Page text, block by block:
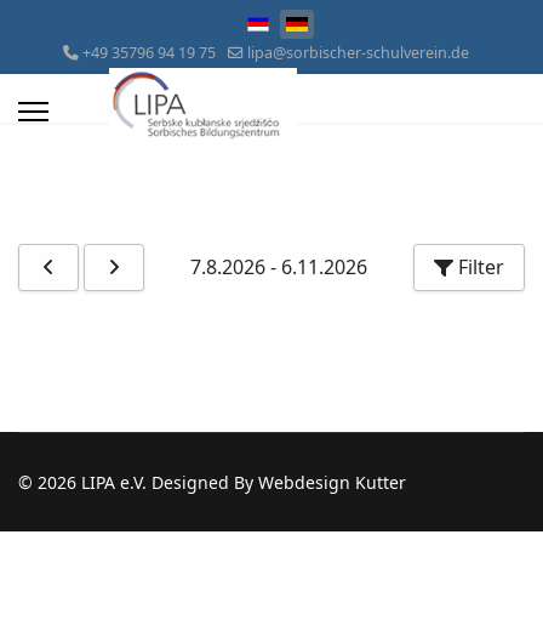
Sprache auswählen
+49 35796 94 19 75 lipa@sorbischer-schulverein.de
7.8.2026- 6.11.2026 Filter
© 2026 LIPA e.V. Designed By Webdesign Kutter